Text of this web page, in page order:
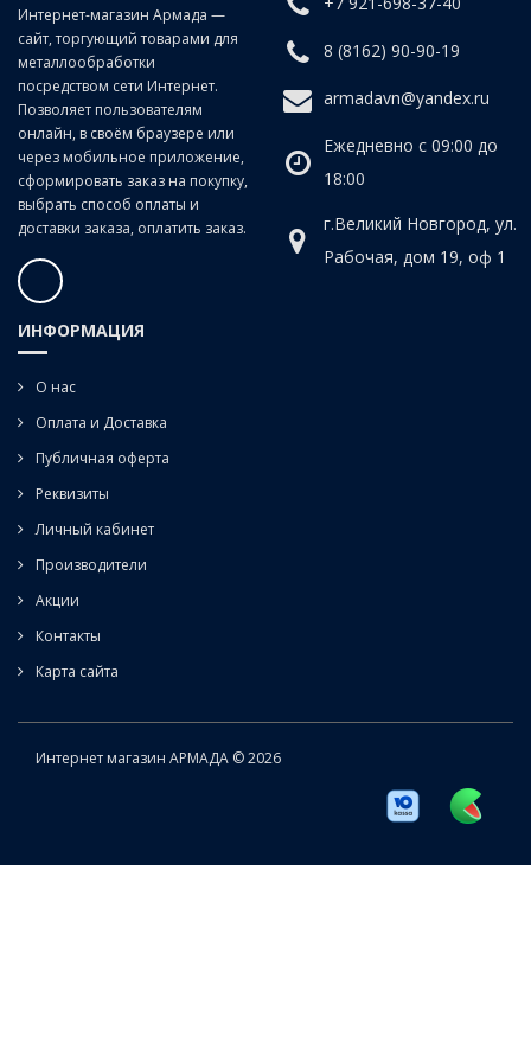
Интернет-магазин Армада —
сайт, торгующий товарами для
металлообработки
посредством сети Интернет.
Позволяет пользователям
онлайн, в своём браузере или
через мобильное приложение,
сформировать заказ на покупку,
выбрать способ оплаты и
доставки заказа, оплатить заказ.
8 (8162) 90-90-19
armadavn@yandex.ru
Ежедневно с 09:00 до
18:00
г.Великий Новгород, ул.
Рабочая, дом 19, оф 1
ИНФОРМАЦИЯ
О нас
Оплата и Доставка
Публичная оферта
Реквизиты
Личный кабинет
Производители
Акции
Контакты
Карта сайта
Интернет магазин АРМАДА © 2026